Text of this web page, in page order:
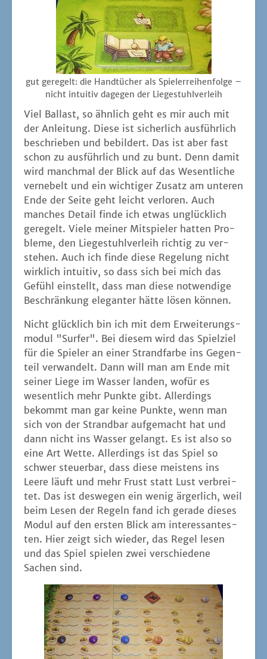
gut gere­gelt: die Hand­tü­cher als Spie­l­er­rei­hen­fol­ge –
nicht intui­tiv dage­gen der Liegestuhlverleih
Viel Bal­last, so ähn­lich geht es mir auch mit
der Anlei­tung. Die­se ist sicher­lich aus­führ­lich
beschrie­ben und bebil­dert. Das ist aber fast
schon zu aus­führ­lich und zu bunt. Denn damit
wird manch­mal der Blick auf das Wesent­li­che
ver­ne­belt und ein wich­ti­ger Zusatz am unte­ren
Ende der Sei­te geht leicht ver­lo­ren. Auch
man­ches Detail fin­de ich etwas unglück­lich
gere­gelt. Vie­le mei­ner Mit­spie­ler hat­ten Pro­
ble­me, den Lie­ge­stuhl­ver­leih rich­tig zu ver­
ste­hen. Auch ich fin­de die­se Rege­lung nicht
wirk­lich intui­tiv, so dass sich bei mich das
Gefühl ein­stellt, dass man die­se not­wen­di­ge
Beschrän­kung ele­gan­ter hät­te lösen können.
Nicht glück­lich bin ich mit dem Erwei­te­rungs­
mo­dul "Sur­fer". Bei die­sem wird das Spiel­ziel
für die Spie­ler an einer Strand­far­be ins Gegen­
teil ver­wan­delt. Dann will man am Ende mit
sei­ner Lie­ge im Was­ser lan­den, wofür es
wesent­lich mehr Punk­te gibt. Aller­dings
bekommt man gar kei­ne Punk­te, wenn man
sich von der Strand­bar auf­ge­macht hat und
dann nicht ins Was­ser gelangt. Es ist also so
eine Art Wet­te. Aller­dings ist das Spiel so
schwer steu­er­bar, dass die­se meis­tens ins
Lee­re läuft und mehr Frust statt Lust ver­brei­
tet. Das ist des­we­gen ein wenig ärger­lich, weil
beim Lesen der Regeln fand ich gera­de die­ses
Modul auf den ers­ten Blick am inter­es­san­tes­
ten. Hier zeigt sich wie­der, das Regel lesen
und das Spiel spie­len zwei ver­schie­de­ne
Sachen sind.